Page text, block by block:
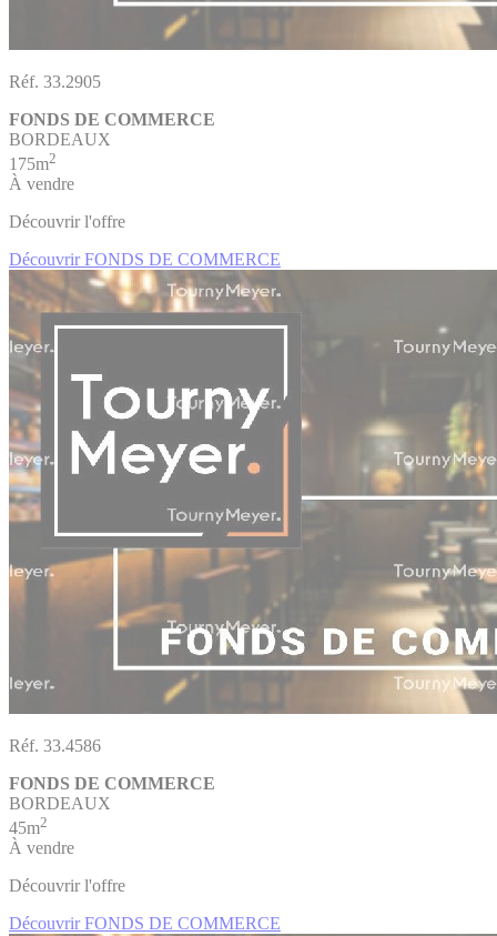
Réf. 33.2905
FONDS DE COMMERCE
BORDEAUX
175m2
À vendre
Découvrir l'offre
Découvrir FONDS DE COMMERCE
Réf. 33.4586
FONDS DE COMMERCE
BORDEAUX
45m2
À vendre
Découvrir l'offre
Découvrir FONDS DE COMMERCE